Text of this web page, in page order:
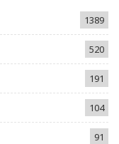
1389
520
191
104
91